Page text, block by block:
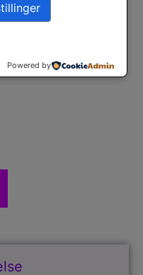
Merke:LENOVO
Powered by